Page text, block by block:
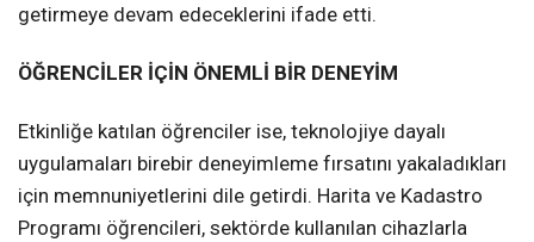
getirmeye devam edeceklerini ifade etti.
ÖĞRENCİLER İÇİN ÖNEMLİ BİR DENEYİM
Etkinliğe katılan öğrenciler ise, teknolojiye dayalı
uygulamaları birebir deneyimleme fırsatını yakaladıkları
için memnuniyetlerini dile getirdi. Harita ve Kadastro
Programı öğrencileri, sektörde kullanılan cihazlarla